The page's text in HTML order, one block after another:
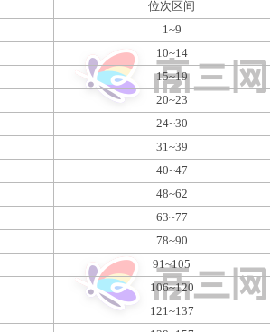
位次区间
1~9
10~14
15~19
20~23
24~30
31~39
40~47
48~62
63~77
78~90
91~105
106~120
121~137